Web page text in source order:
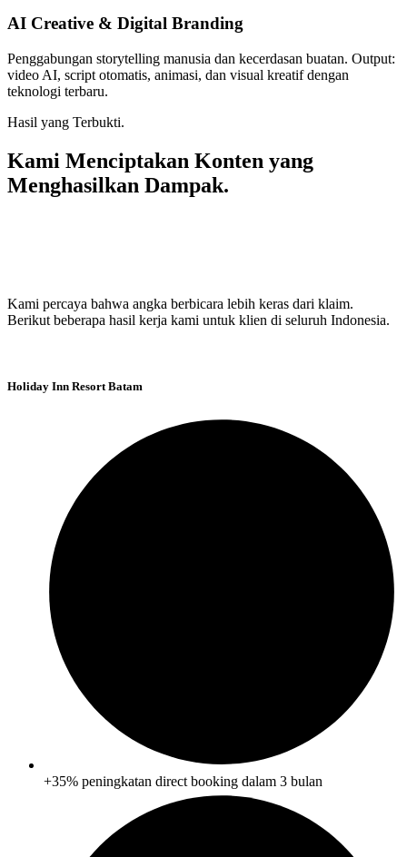
AI Creative & Digital Branding
Penggabungan storytelling manusia dan kecerdasan buatan. Output:
video AI, script otomatis, animasi, dan visual kreatif dengan
teknologi terbaru.
Hasil yang Terbukti.
Kami Menciptakan Konten yang
Menghasilkan Dampak.
Kami percaya bahwa angka berbicara lebih keras dari klaim.
Berikut beberapa hasil kerja kami untuk klien di seluruh Indonesia.
Holiday Inn Resort Batam
+35% peningkatan direct booking dalam 3 bulan